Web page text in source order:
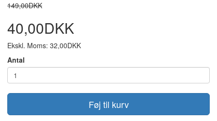
149,00DKK
40,00DKK
Ekskl. Moms: 32,00DKK
Antal
Føj til kurv